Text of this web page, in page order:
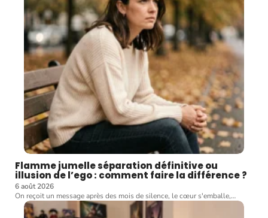
Flamme jumelle séparation définitive ou
illusion de l’ego : comment faire la différence ?
6 août 2026
On reçoit un message après des mois de silence, le cœur s'emballe,…